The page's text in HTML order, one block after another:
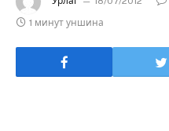
1 минут уншина